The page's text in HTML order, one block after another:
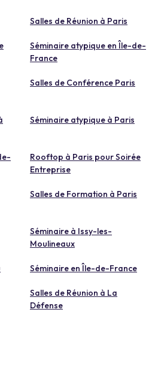
Salles de Réunion à Paris
Séminaire atypique en Île-de-
France
Salles de Conférence Paris
Séminaire atypique à Paris
Rooftop à Paris pour Soirée
Entreprise
Salles de Formation à Paris
Séminaire à Issy-les-
Moulineaux
Séminaire en Île-de-France
Salles de Réunion à La
Défense